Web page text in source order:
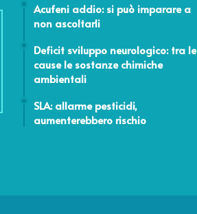
Acufeni addio: si può imparare a
non ascoltarli
Deficit sviluppo neurologico: tra le
cause le sostanze chimiche
ambientali
SLA: allarme pesticidi,
aumenterebbero rischio